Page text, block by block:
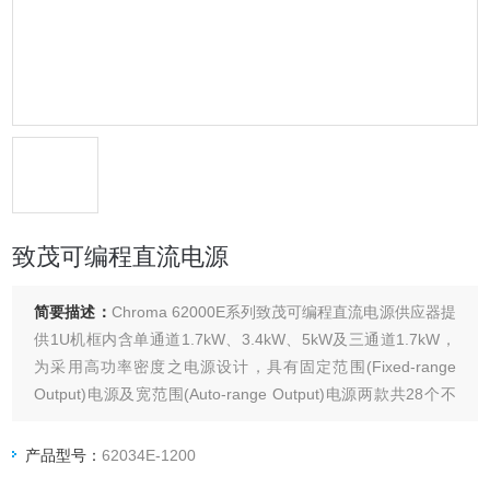
致茂可编程直流电源
简要描述： Chroma 62000E系列致茂可编程直流电源供应器提
供1U机框内含单通道1.7kW、3.4kW、5kW及三通道1.7kW，
为采用高功率密度之电源设计，具有固定范围(Fixed-range
Output)电源及宽范围(Auto-range Output)电源两款共28个不
产品型号：62034E-1200